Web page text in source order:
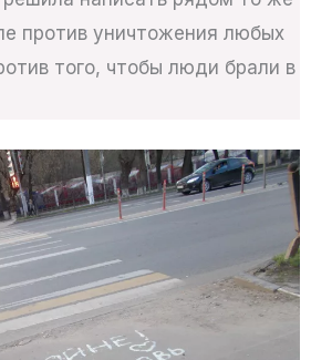
против уничтожения любых
того, чтобы люди брали в